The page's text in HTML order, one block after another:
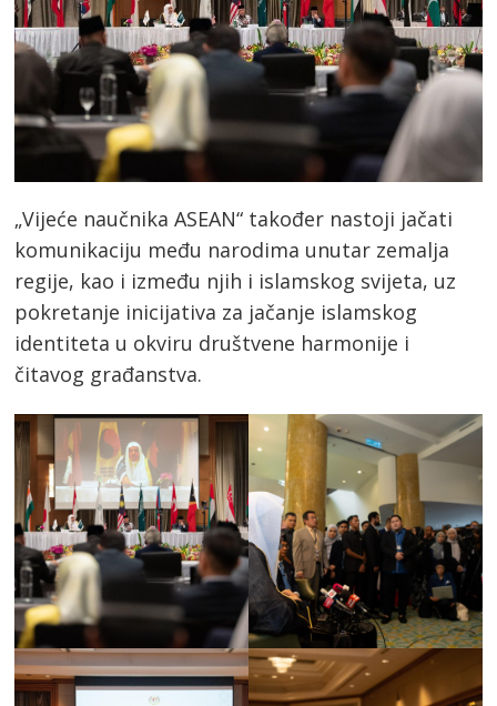
„Vijeće naučnika ASEAN“ također nastoji jačati
komunikaciju među narodima unutar zemalja
regije, kao i između njih i islamskog svijeta, uz
pokretanje inicijativa za jačanje islamskog
identiteta u okviru društvene harmonije i
čitavog građanstva.